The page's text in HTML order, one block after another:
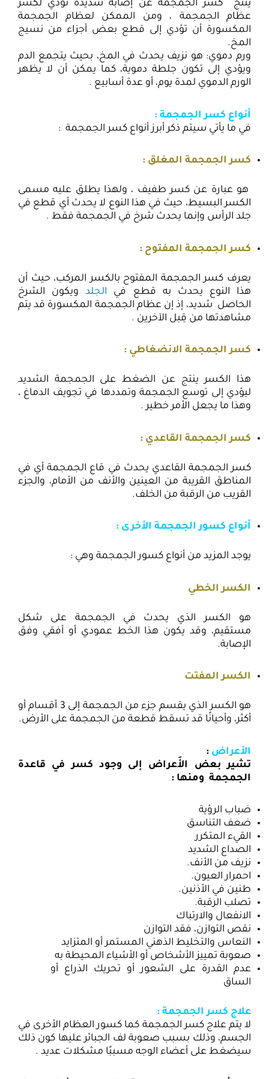
ينتج كسر الجمجمة عن إصابة شديدة تؤدي لكسر
عظام الجمجمة ، ومن الممكن لعظام الجمجمة
المكسورة أن تؤدي إلى قطع بعض أجزاء من نسيج
المخ.
ورم دموي: هو نزيف يحدث في المخ، بحيث يتجمع الدم
ويؤدي إلى تكون جلطة دموية، كما يمكن أن لا يظهر
الورم الدموي لمدة يوم، أو عدة أسابيع .
أنواع كسر الجمجمة :
في ما يأتي سيتم ذكر أبرز أنواع كسر الجمجمة :
كسر الجمجمة المغلق :
هو عبارة عن كسر طفيف ، ولهذا يطلق عليه مسمى
الكسر البسيط، حيث في هذا النوع لا يحدث أي قطع في
جلد الرأس وإنما يحدث شرخ في الجمجمة فقط .
كسر الجمجمة المفتوح :
يعرف كسر الجمجمة المفتوح بالكسر المركب، حيث أن
هذا النوع يحدث به قطع في الجلدويكون الشرخ
الحاصل شديد، إذ إن عظام الجمجمة المكسورة قد يتم
مشاهدتها من قِبل الآخرين .
كسر الجمجمة الانضغاطي :
هذا الكسر ينتج عن الضغط على الجمجمة الشديد
ليؤدي إلى توسع الجمجمة وتمددها في تجويف الدماغ ،
وهذا ما يجعل الأمر خطير .
كسر الجمجمة القاعدي :
كسر الجمجمة القاعدي يحدث في قاع الجمجمة أي في
المناطق القريبة من العينين والأنف من الأمام، والجزء
القريب من الرقبة من الخلف.
أنواع كسور الجمجمة الأخرى :
يوجد المزيد من أنواع كسور الجمجمة وهي :
الكسر الخطي
هو الكسر الذي يحدث في الجمجمة على شكل
مستقيم، وقد يكون هذا الخط عمودي أو أفقي وفق
الإصابة.
الكسر المفتت
هو الكسر الذي يقسم جزء من الجمجمة إلى 3 أقسام أو
أكثر، وأحيانًا قد تسقط قطعة من الجمجمة على الأرض.
الأعراض :
تشير بعض الأَعراض إلى وجود كسر في قاعدة
الجمجمة ومنها :
ضباب الرؤية
ضعف التناسق
القيء المتكرر
الصداع الشديد
نزيف من الأنف.
احمرار العيون.
طنين في الأذنين.
تصلب الرقبة.
الانفعال والارتباك
نقص التوازن، فقد التوازن
النعاس والتخليط الذهني المستمر أو المتزايد
صعوبة تمييز الأشخاص أو الأشياء المحيطة به
عدم القدرة على الشعور أو تحريك الذراع أو
الساق
علاج كسر الجمجمة :
لا يتم علاج كسر الجمجمة كما كسور العظام الأخرى في
الجسم، وذلك بسبب صعوبة لف الجبائر عليها كون ذلك
سيضغط على أعضاء الوجه مسببًا مشكلات عديد .